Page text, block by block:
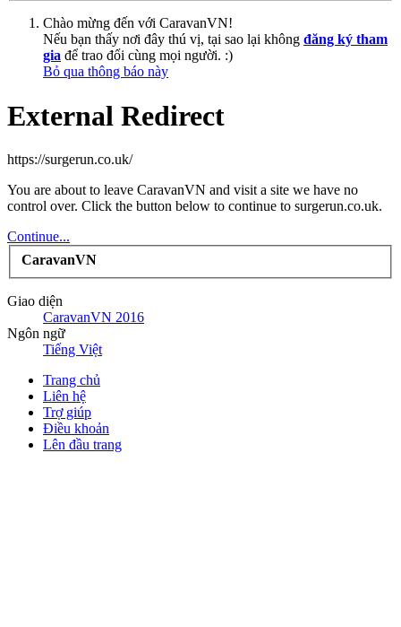
Chào mừng đến với CaravanVN!
Nếu bạn thấy nơi đây thú vị, tại sao lại không đăng ký tham
gia để trao đổi cùng mọi người. :)
Bỏ qua thông báo này
External Redirect
https://surgerun.co.uk/
You are about to leave CaravanVN and visit a site we have no
control over. Click the button below to continue to surgerun.co.uk.
Continue...
CaravanVN
Giao diện
CaravanVN 2016
Ngôn ngữ
Tiếng Việt
Trang chủ
Liên hệ
Trợ giúp
Điều khoản
Lên đầu trang